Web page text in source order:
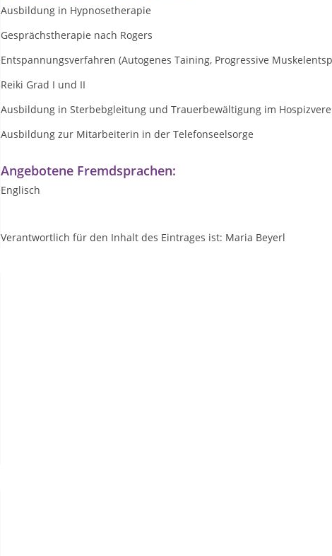
Ausbildung in Hypnosetherapie
Gesprächstherapie nach Rogers
Entspannungsverfahren (Autogenes Taining, Progressive
Reiki Grad I und II
Ausbildung in Sterbebgleitung und Trauerbewältigung im
Ausbildung zur Mitarbeiterin in der Telefonseelsorge
Angebotene Fremdsprachen:
Englisch
Verantwortlich für den Inhalt des Eintrages ist: Maria Beyerl